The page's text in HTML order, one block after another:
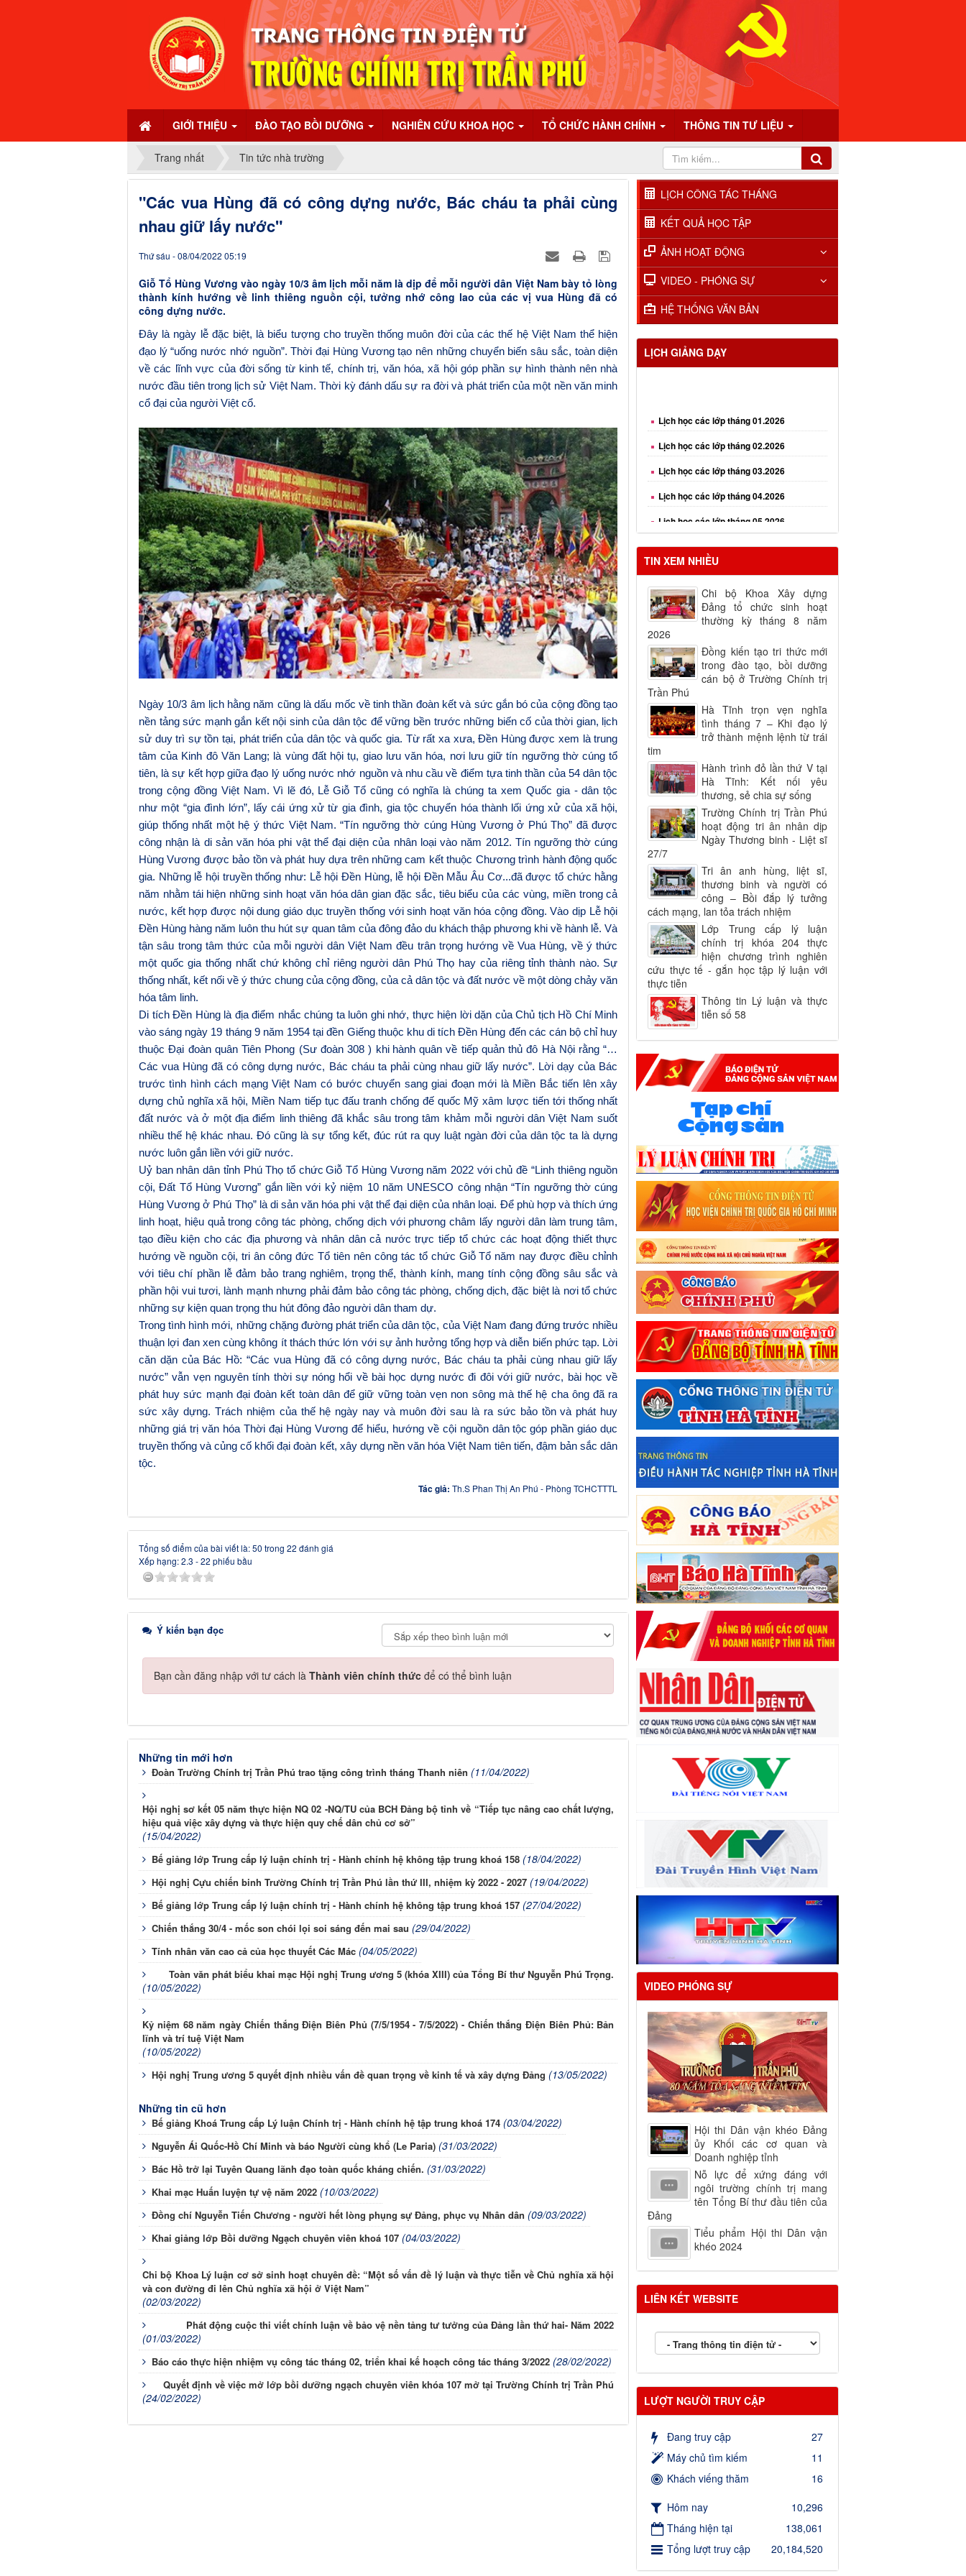
GIỚI THIỆU ĐÀO TẠO BỒI DƯỠNG NGHIÊN CỨU KHOA HỌC TỔ CHỨC HÀNH CHÍNH THÔNG TIN TƯ LIỆU
Trang nhất Tin tức nhà trường
"Các vua Hùng đã có công dựng nước, Bác cháu ta phải cùng
nhau giữ lấy nước"
Thứ sáu - 08/04/2022 05:19
Giỗ Tổ Hùng Vương vào ngày 10/3 âm lịch mỗi năm là dịp để mỗi người dân Việt Nam bày tỏ lòng
thành kính hướng về linh thiêng nguồn cội, tưởng nhớ công lao của các vị vua Hùng đã có
công dựng nước.
Đây là ngày lễ đặc biệt, là biểu tượng cho truyền thống muôn đời của các thế hệ Việt Nam thể hiện
đạo lý “uống nước nhớ nguồn”.Thời đại Hùng Vương tạo nên những chuyển biến sâu sắc, toàn diện
về các lĩnh vực của đời sống từ kinh tế, chính trị, văn hóa, xã hội góp phần sự hình thànhnênnhà
nước đầu tiên trong lịch sử Việt Nam.Thời kỳ đánh dấu sự ra đời và phát triển của một nền văn minh
cổ đại của người Việt cổ.
Ngày 10/3 âm lịch hằng năm cũng là dấu mốc về tinh thần đoàn kết và sức gắn bó của cộng đồng tạo
nền tảng sức mạnh gắn kết nội sinh của dân tộc để vững bền trước những biến cố của thời gian, lịch
sử duy trì sự tồn tại, phát triển của dân tộc và quốc gia. Từ rất xa xưa, Đền Hùng được xem là trung
tâm của Kinh đô Văn Lang; là vùng đất hội tụ, giao lưu văn hóa, nơi lưu giữ tín ngưỡng thờ cúng tổ
tiên, là sự kết hợp giữa đạo lýuống nước nhớ nguồn và nhu cầu về điểm tựa tinh thần của54 dân tộc
trong cộng đồng Việt Nam. Vì lẽ đó, Lễ Giỗ Tổ cũng có nghĩa là chúng ta xem Quốc gia - dân tộc
như một “gia đình lớn”, lấy cái ứng xửtừ gia đình, gia tộc chuyển hóa thành lối ứng xử của xã hội,
giúp thống nhất một hệ ý thức Việt Nam. “Tín ngưỡng thờ cúng Hùng Vương ở Phú Thọ” đã được
công nhận là di sản văn hóa phi vật thể đại diện của nhân loạivào năm 2012. Tín ngưỡng thờ cúng
Hùng Vương được bảo tồn và phát huy dựa trên những cam kết thuộc Chương trình hành động quốc
gia. Những lễ hội truyền thống như: Lễ hội Đền Hùng, lễ hội Đền Mẫu Âu Cơ...đã được tổ chức hằng
năm nhằm tái hiện những sinh hoạt văn hóa dân gian đặc sắc, tiêu biểu của các vùng, miền trong cả
nước, kết hợp được nội dung giáo dục truyền thống với sinh hoạt văn hóa cộng đồng.Vào dịp Lễ hội
Đền Hùng hàng năm luôn thu hút sự quan tâm của đông đảo du khách thập phương khi về hành lễ. Và
tận sâu trong tâm thức của mỗi người dân Việt Nam đều trân trọng hướng về Vua Hùng, về ý thức
một quốc gia thống nhất chứ không chỉ riêng người dân Phú Thọ hay của riêng tỉnh thành nào. Sự
thống nhất, kết nối về ý thức chung của cộng đồng, của cả dân tộc và đất nước về một dòng chảy văn
hóa tâm linh.
Di tích Đền Hùng là địa điểm nhắc chúng ta luôn ghi nhớ, thực hiện lời dặn của Chủ tịch Hồ Chí Minh
vào sáng ngày 19 tháng 9 năm 1954 tại đền Giếng thuộc khu di tích Đền Hùng đến các cán bộ chỉ huy
thuộc Đại đoàn quân Tiên Phong (Sư đoàn 308 ) khi hành quân về tiếp quản thủ đô Hà Nộirằng“…
Các vua Hùng đã có công dựng nước, Bác cháu ta phải cùng nhau giữ lấy nước”. Lời dạy của Bác
trước tình hìnhcách mạng Việt Namcó bướcchuyển sang giai đoạn mới là Miền Bắc tiến lên xây
dựng chủ nghĩa xã hội, Miền Nam tiếp tục đấu tranh chống đế quốc Mỹ xâm lược tiến tới thống nhất
đất nước và ở một địa điểm linh thiêng đã khắc sâu trong tâm khảm mỗi người dân Việt Nam suốt
nhiều thế hệ khác nhau. Đó cũng là sự tổng kết, đúc rút ra quy luật ngàn đời của dân tộc ta là dựng
nước luôn gắn liền với giữ nước.
Uỷ ban nhân dân tỉnh Phú Thọ tổ chức Giỗ Tổ Hùng Vương năm 2022 với chủ đề “Linh thiêng nguồn
cội, Đất Tổ Hùng Vương” gắn liềnvới kỷ niệm 10 năm UNESCO công nhận “Tín ngưỡng thờ cúng
Hùng Vương ở Phú Thọ” là di sản văn hóa phi vật thể đại diện của nhân loại. Để phù hợp và thích ứng
linh hoạt, hiệu quả trong công tác phòng, chống dịch với phương châm lấy người dân làm trung tâm,
tạo điều kiện cho các địa phương và nhân dân cả nước trực tiếp tổ chức các hoạt động thiết thực
hướng về nguồn cội, tri ân công đức Tổ tiên nên công tác tổ chức Giỗ Tổ năm nay được điều chỉnh
với tiêu chí phần lễ đảm bảo trang nghiêm, trọng thể, thành kính, mang tính cộng đồng sâu sắc và
phần hội vui tươi, lành mạnh nhưng phải đảm bảo công tác phòng, chống dịch, đặc biệt là nơi tổ chức
những sự kiện quan trọng thu hút đông đảo người dân tham dự.
Trong tình hình mới, những chặng đường phát triển của dân tộc, của Việt Nam đang đứng trước nhiều
thuận lợi đan xen cùng không ít thách thức lớn với sự ảnh hưởng tổng hợp và diễn biến phức tạp. Lời
căn dặn của Bác Hồ: “Các vua Hùng đã có công dựng nước, Bác cháu ta phải cùng nhau giữ lấy
nước” vẫn vẹn nguyên tính thời sự nóng hổi về bài học dựng nước đi đôi với giữ nước, bài học về
phát huy sức mạnh đại đoàn kết toàn dân để giữ vững toàn vẹn non sông mà thế hệ cha ông đã ra
sức xây dựng. Trách nhiệm của thế hệ ngày nay và muôn đời sau là ra sức bảo tồn và phát huy
những giá trị văn hóa Thời đại Hùng Vươngđể hiểu, hướng về cội nguồn dân tộc góp phần giáo dục
truyền thống và củng cố khối đại đoàn kết, xây dựng nền văn hóa Việt Nam tiên tiến, đậm bản sắc dân
tộc.
Tác giả:Th.S Phan Thị An Phú - Phòng TCHCTTTL
Tổng số điểm của bài viết là: 50 trong 22 đánh giá
Xếp hạng:2.3 -22 phiếu bầu
Ý kiến bạn đọc
Bạn cần đăng nhập với tư cách là Thành viên chính thức để có thể bình luận
Những tin mới hơn
Đoàn Trường Chính trị Trần Phú trao tặng công trình tháng Thanh niên (11/04/2022)
Hội nghị sơ kết 05 năm thực hiện NQ 02 -NQ/TU của BCH Đảng bộ tỉnh về “Tiếp tục nâng cao chất lượng,
hiệu quả việc xây dựng và thực hiện quy chế dân chủ cơ sở”
(15/04/2022)
Bế giảng lớp Trung cấp lý luận chính trị - Hành chính hệ không tập trung khoá 158 (18/04/2022)
Hội nghị Cựu chiến binh Trường Chính trị Trần Phú lần thứ III, nhiệm kỳ 2022 - 2027 (19/04/2022)
Bế giảng lớp Trung cấp lý luận chính trị - Hành chính hệ không tập trung khoá 157 (27/04/2022)
Chiến thắng 30/4 - mốc son chói lọi soi sáng đến mai sau (29/04/2022)
Tính nhân văn cao cả của học thuyết Các Mác (04/05/2022)
Toàn văn phát biểu khai mạc Hội nghị Trung ương 5 (khóa XIII) của Tổng Bí thư Nguyễn Phú Trọng.
(10/05/2022)
Kỷ niệm 68 năm ngày Chiến thắng Điện Biên Phủ (7/5/1954 - 7/5/2022) - Chiến thắng Điện Biên Phủ: Bản
lĩnh và trí tuệ Việt Nam
(10/05/2022)
Hội nghị Trung ương 5 quyết định nhiều vấn đề quan trọng về kinh tế và xây dựng Đảng (13/05/2022)
Những tin cũ hơn
Bế giảng Khoá Trung cấp Lý luận Chính trị - Hành chính hệ tập trung khoá 174 (03/04/2022)
Nguyễn Ái Quốc-Hồ Chí Minh và báo Người cùng khổ (Le Paria) (31/03/2022)
Bác Hồ trở lại Tuyên Quang lãnh đạo toàn quốc kháng chiến. (31/03/2022)
Khai mạc Huấn luyện tự vệ năm 2022 (10/03/2022)
Đồng chí Nguyễn Tiến Chương - người hết lòng phụng sự Đảng, phục vụ Nhân dân (09/03/2022)
Khai giảng lớp Bồi dưỡng Ngạch chuyên viên khoá 107 (04/03/2022)
Chi bộ Khoa Lý luận cơ sở sinh hoạt chuyên đề: “Một số vấn đề lý luận và thực tiễn về Chủ nghĩa xã hội
và con đường đi lên Chủ nghĩa xã hội ở Việt Nam”
(02/03/2022)
Phát động cuộc thi viết chính luận về bảo vệ nền tảng tư tưởng của Đảng lần thứ hai- Năm 2022
(01/03/2022)
Báo cáo thực hiện nhiệm vụ công tác tháng 02, triển khai kế hoạch công tác tháng 3/2022 (28/02/2022)
Quyết định về việc mở lớp bồi dưỡng ngạch chuyên viên khóa 107 mở tại Trường Chính trị Trần Phú
(24/02/2022)
LỊCH CÔNG TÁC THÁNG
KẾT QUẢ HỌC TẬP
ẢNH HOẠT ĐỘNG
VIDEO - PHÓNG SỰ
HỆ THỐNG VĂN BẢN
LỊCH GIẢNG DẠY
Lịch học các lớp tháng 02.2026
Lịch học các lớp tháng 03.2026
Lịch học các lớp tháng 04.2026
Lịch học các lớp tháng 05.2026
Lịch học các lớp tháng 06.2026
TIN XEM NHIỀU
Chi bộ Khoa Xây dựng
Đảng tổ chức sinh hoạt
thường kỳ tháng 8 năm
2026
Đồng kiến tạo tri thức mới
trong đào tạo, bồi dưỡng
cán bộ ở Trường Chính trị
Trần Phú
Hà Tĩnh trọn vẹn nghĩa
tình tháng 7 – Khi đạo lý
trở thành mệnh lệnh từ trái
tim
Hành trình đỏ lần thứ V tại
Hà Tĩnh: Kết nối yêu
thương, sẻ chia sự sống
Trường Chính trị Trần Phú
hoạt động tri ân nhân dịp
Ngày Thương binh - Liệt sĩ
27/7
Tri ân anh hùng, liệt sĩ,
thương binh và người có
công – Bồi đắp lý tưởng
cách mạng, lan tỏa trách nhiệm
Lớp Trung cấp lý luận
chính trị khóa 204 thực
hiện chương trình nghiên
cứu thực tế - gắn học tập lý luận với
thực tiễn
Thông tin Lý luận và thực
tiễn số 58
VIDEO PHÓNG SỰ
Hội thi Dân vận khéo Đảng
ủy Khối các cơ quan và
Doanh nghiệp tỉnh
Nỗ lực để xứng đáng với
ngôi trường chính trị mang
tên Tổng Bí thư đầu tiên của
Đảng
Tiểu phẩm Hội thi Dân vận
khéo 2024
LIÊN KẾT WEBSITE
LƯỢT NGƯỜI TRUY CẬP
Đang truy cập
27
Máy chủ tìm kiếm
11
Khách viếng thăm
16
Hôm nay
10,296
Tháng hiện tại
138,061
Tổng lượt truy cập
20,184,520